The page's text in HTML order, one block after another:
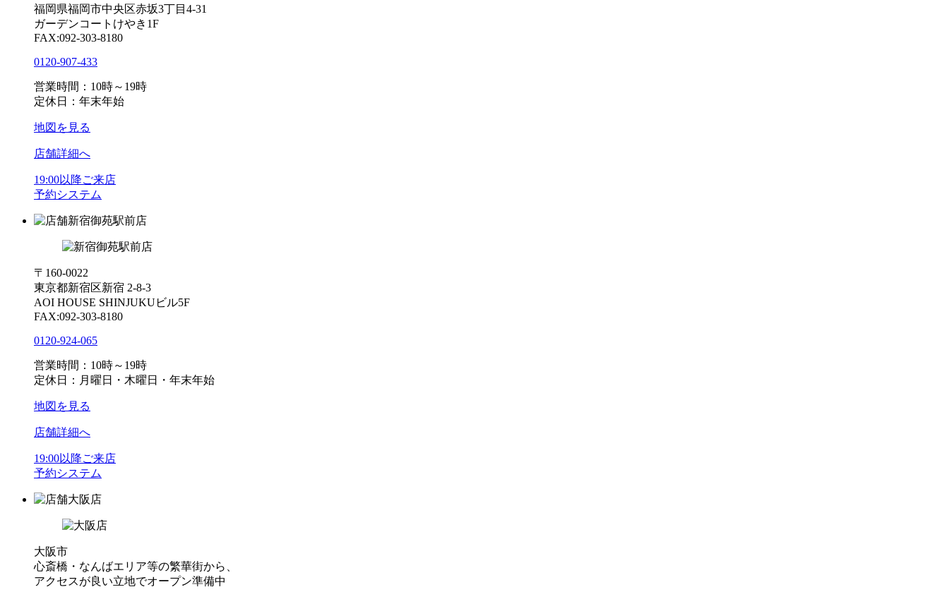
福岡県福岡市中央区赤坂3丁目4-31
ガーデンコートけやき1F
FAX:092-303-8180
0120-907-433
営業時間：10時～19時
定休日：年末年始
地図を見る
店舗詳細へ
19:00以降ご来店
予約システム
新宿御苑駅前店
〒160-0022
東京都新宿区新宿 2-8-3
AOI HOUSE SHINJUKUビル5F
FAX:092-303-8180
0120-924-065
営業時間：10時～19時
定休日：月曜日・木曜日・年末年始
地図を見る
店舗詳細へ
19:00以降ご来店
予約システム
大阪店
大阪市
心斎橋・なんばエリア等の繁華街から、
アクセスが良い立地でオープン準備中